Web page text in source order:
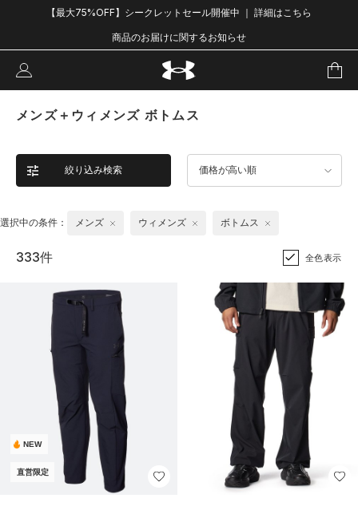
【最大75%OFF】シークレットセール開催中 ｜ 詳細はこちら
商品のお届けに関するお知らせ
メンズ＋ウィメンズ ボトムス
絞り込み検索 価格が高い順
選択中の条件： メンズ ウィメンズ ボトムス
333件 全色表示
NEW
直営限定